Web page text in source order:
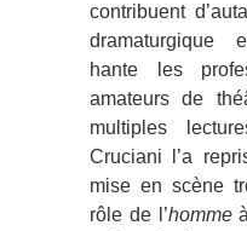
contribuent
dramaturgique
hante les
amateurs de
multiples
Cruciani l’a
mise en scène
rôle de l’hommeà